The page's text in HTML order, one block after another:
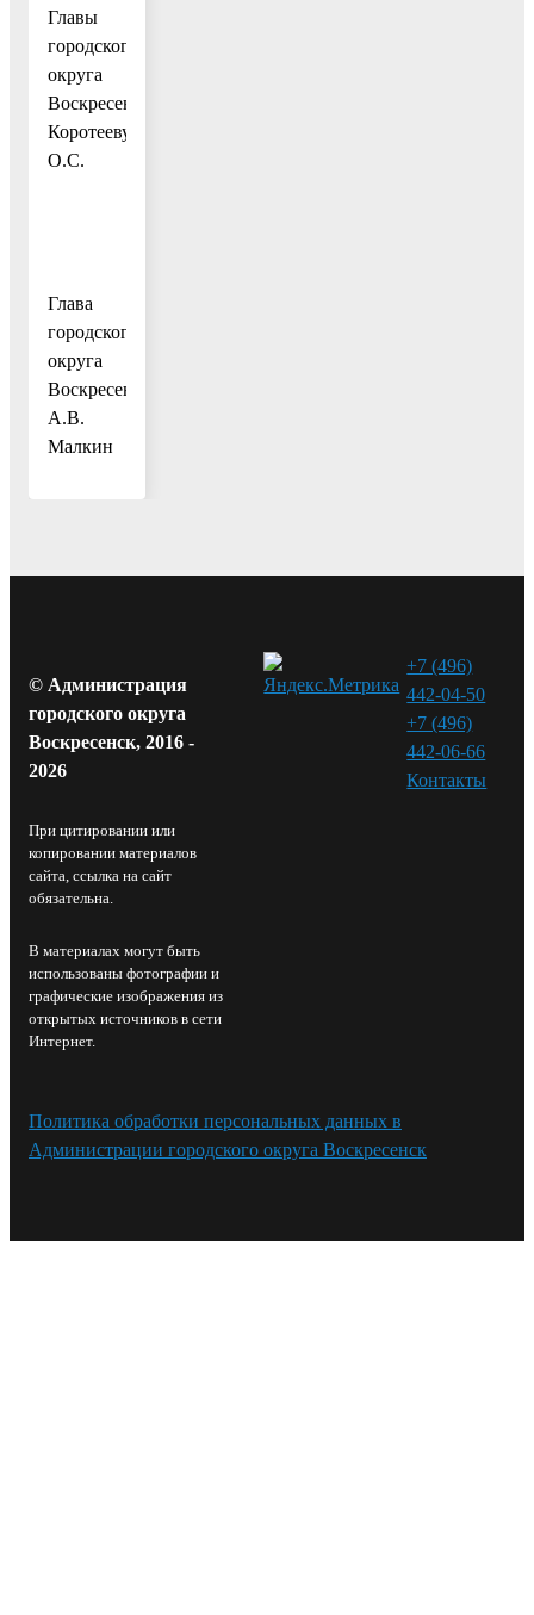
Главы
городского
округа
Воскресенск
Коротееву
О.С.
Глава
городского
округа
Воскресенск
А.В.
Малкин
© Администрация
городского округа
Воскресенск, 2016 -
2026
При цитировании или
копировании материалов
сайта, ссылка на сайт
обязательна.
В материалах могут быть
использованы фотографии и
графические изображения из
открытых источников в сети
Интернет.
+7 (496)
442-04-50
+7 (496)
442-06-66
Контакты⁠
Политика обработки персональных данных в
Администрации городского округа Воскресенск